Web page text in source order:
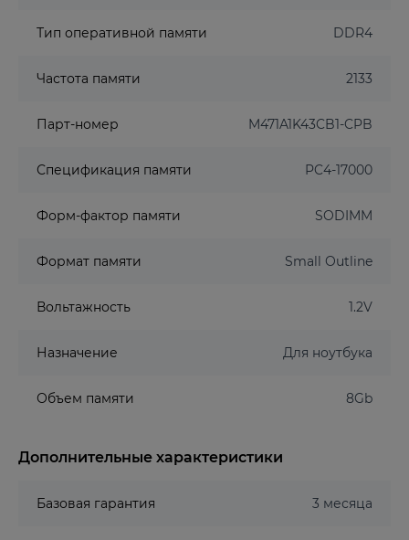
Тип оперативной памяти DDR4
Частота памяти 2133
Парт-номер M471A1K43CB1-CPB
Спецификация памяти PC4-17000
Форм-фактор памяти SODIMM
Формат памяти Small Outline
Вольтажность 1.2V
Назначение Для ноутбука
Объем памяти 8Gb
Дополнительные характеристики
Базовая гарантия 3 месяца